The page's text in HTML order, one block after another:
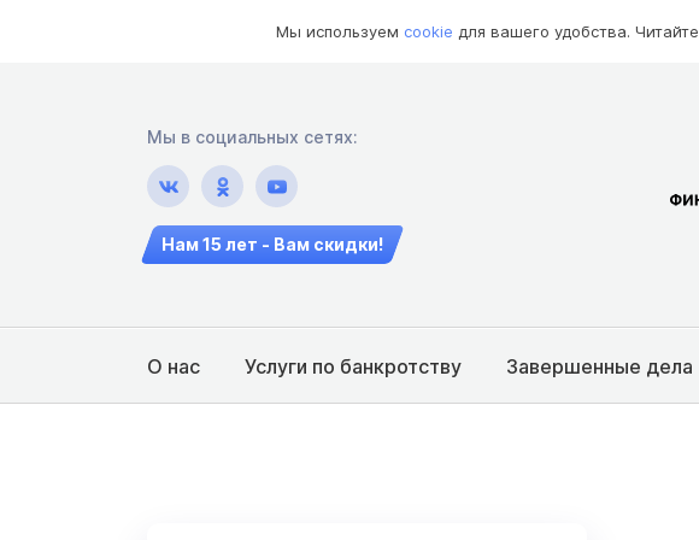
Мы используем cookie для вашего удобства. Читайте
Мы в социальных сетях:
Нам 15 лет - Вам скидки!
О нас Услуги по банкротству Завершенные дела